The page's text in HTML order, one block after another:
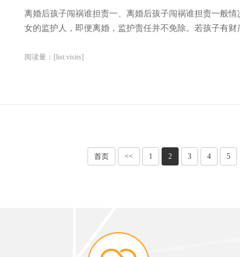
离婚后孩子闯祸谁担责一、离婚后孩子闯祸谁担责一般
女的监护人，即便离婚，监护责任并不免除。若孩子有财
阅读量：[list:visits]
首页 << 1 2 3 4 5